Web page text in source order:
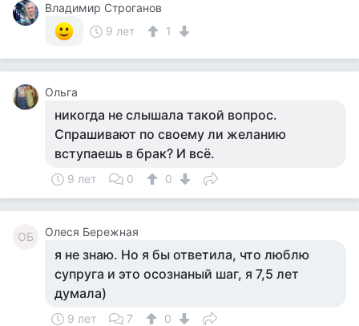
Владимир Строганов
9 лет
1
Ольга
никогда не слышала такой вопрос.
Спрашивают по своему ли желанию
вступаешь в брак? И всё.
9 лет 0 0
ОБ Олеся Бережная
я не знаю. Но я бы ответила, что люблю
супруга и это осознаный шаг, я 7,5 лет
думала)
9 лет 7
0